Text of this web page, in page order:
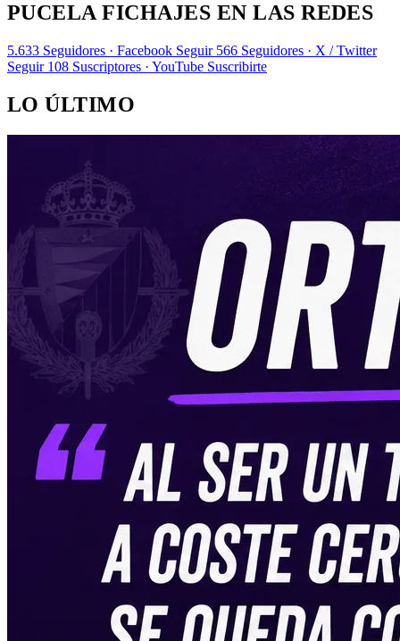
PUCELA FICHAJES EN LAS REDES
5.633 Seguidores · Facebook Seguir 566 Seguidores · X / Twitter
Seguir 108 Suscriptores · YouTube Suscribirte
LO ÚLTIMO